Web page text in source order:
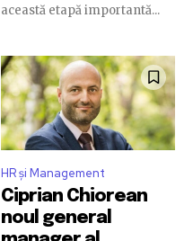
această etapă importantă...
HR și Management
Ciprian Chiorean
noul general